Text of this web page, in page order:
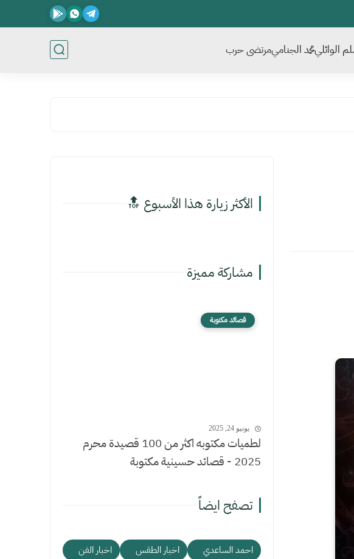
الوائليمحمد الجناميمرتضى حرب
الأكثر زيارة هذا الأسبوع 🔝
مشاركة مميزة
قصائد مكتوبة
يونيو 24, 2025
لطميات مكتوبه اكثر من 100 قصيدة محرم
2025 - قصائد حسينية مكتوبة
تصفح ايضاً
احمد الساعدي اخبار الطقس
اخبار الفن